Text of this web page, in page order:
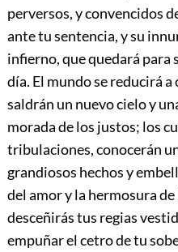
perversos, y convencidos
ante tu sentencia, y su
infierno, que quedará para
día. El mundo se reducirá
saldrán un nuevo cielo y
morada de los justos; los
tribulaciones, conocerán
grandiosos hechos y
del amor y la hermosura
desceñirás tus regias
empuñar el cetro de tu